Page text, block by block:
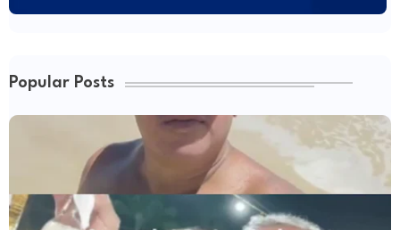
Popular Posts